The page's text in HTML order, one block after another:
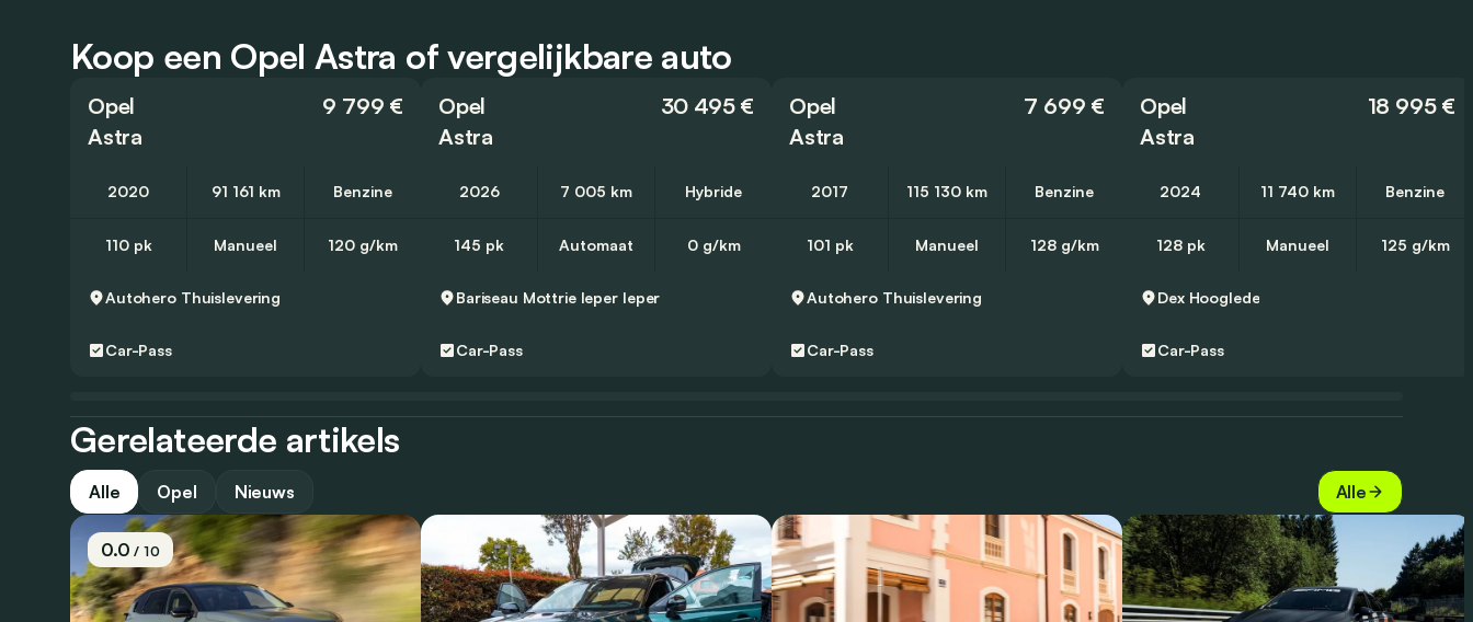
Koop een Opel Astra of vergelijkbare auto
Opel
Astra
9 799 €
2020 91 161 km Benzine
110 pk Manueel 120 g/km
Autohero Thuislevering
Car-Pass
Opel
Astra
30 495 €
2026 7 005 km Hybride
145 pk Automaat 0 g/km
Bariseau Mottrie Ieper Ieper
Car-Pass
Opel
Astra
7 699 €
2017 115 130 km Benzine
101 pk Manueel 128 g/km
Autohero Thuislevering
Car-Pass
Opel
Astra
18 995 €
2024 11 740 km Benzine
128 pk Manueel 125 g/km
Dex Hooglede
Car-Pass
Gerelateerde artikels
Alle Opel Nieuws Alle
0.0/ 10